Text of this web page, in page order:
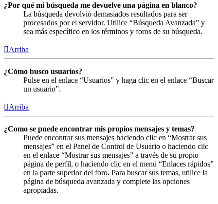
¿Por qué mi búsqueda me devuelve una página en blanco?
La búsqueda devolvió demasiados resultados para ser
procesados por el servidor. Utilice “Búsqueda Avanzada” y
sea más específico en los términos y foros de su búsqueda.
Arriba
¿Cómo busco usuarios?
Pulse en el enlace “Usuarios” y haga clic en el enlace “Buscar
un usuario”.
Arriba
¿Como se puede encontrar mis propios mensajes y temas?
Puede encontrar sus mensajes haciendo clic en “Mostrar sus
mensajes” en el Panel de Control de Usuario o haciendo clic
en el enlace “Mostrar sus mensajes” a través de su propio
página de perfil, o haciendo clic en el menú “Enlaces rápidos”
en la parte superior del foro. Para buscar sus temas, utilice la
página de búsqueda avanzada y complete las opciones
apropiadas.